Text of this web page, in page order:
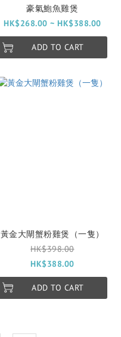
豪氣鮑魚雞煲
HK$268.00 ~ HK$388.00
ADD TO CART
黃金大閘蟹粉雞煲（一隻）
HK$398.00
HK$388.00
ADD TO CART